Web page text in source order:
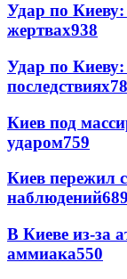
Удар по Киеву:
жертвах938
Удар по
последствиях
Киев под
ударом759
Киев пережил
наблюдений689
В Киеве из-за
аммиака550